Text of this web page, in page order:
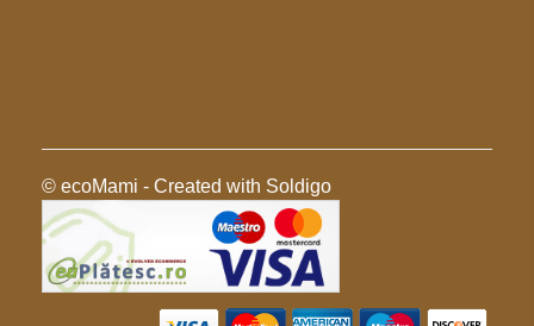
© ecoMami - Created with Soldigo